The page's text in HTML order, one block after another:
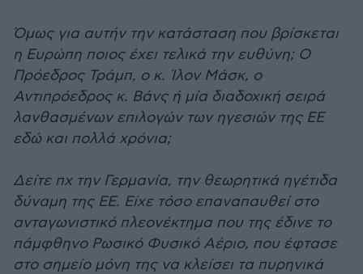
Όμως για αυτήν την κατάσταση που βρίσκεται
η Ευρώπη ποιος έχει τελικά την ευθύνη; Ο
Πρόεδρος Τράμπ, ο κ. Ίλον Μάσκ, ο
Αντιπρόεδρος κ. Βάνς ή μία διαδοχική σειρά
λανθασμένων επιλογών των ηγεσιών της ΕΕ
εδώ και πολλά χρόνια;
Δείτε πχ την Γερμανία, την θεωρητικά ηγέτιδα
δύναμη της ΕΕ. Είχε τόσο επαναπαυθεί στο
ανταγωνιστικό πλεονέκτημα που της έδινε το
πάμφθηνο Ρωσικό Φυσικό Αέριο, που έφτασε
στο σημείο μόνη της να κλείσει τα πυρηνικά